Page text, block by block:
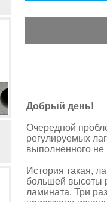
Добрый день!
Очередной
регулируемых
выполненного не
История такая,
большей высоты
ламината. Три